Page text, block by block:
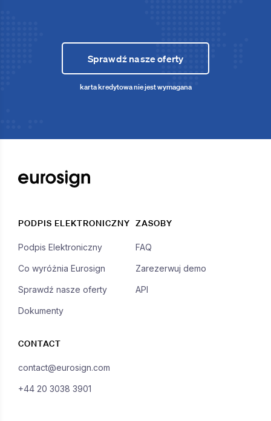
Sprawdź nasze oferty
karta kredytowa nie jest wymagana
PODPIS ELEKTRONICZNY
Podpis Elektroniczny
Co wyróżnia Eurosign
Sprawdź nasze oferty
Dokumenty
ZASOBY
FAQ
Zarezerwuj demo
API
CONTACT
contact@eurosign.com
+44 20 3038 3901